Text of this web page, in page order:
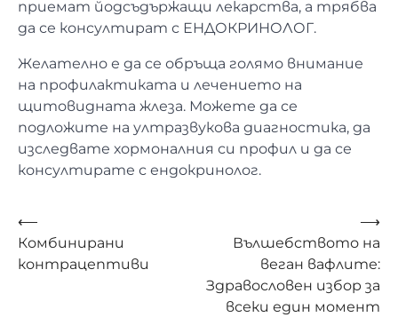
приемат йодсъдържащи лекарства, а трябва
да се консултират с ЕНДОКРИНОЛОГ.
Желателно е да се обръща голямо внимание
на профилактиката и лечението на
щитовидната жлеза. Можете да се
подложите на ултразвукова диагностика, да
изследвате хормоналния си профил и да се
консултирате с ендокринолог.
Навигация
⟵
Комбинирани
контрацептиви
Вълшебството на
веган вафлите:
Здравословен избор за
всеки един момент
⟶